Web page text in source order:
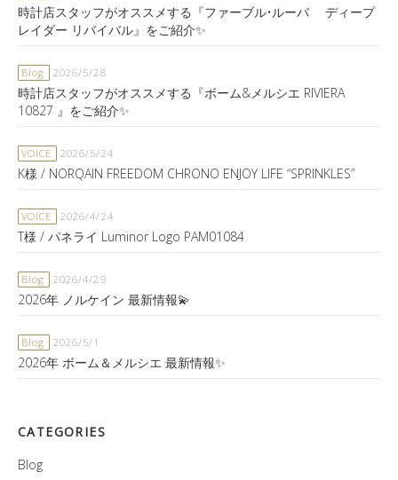
時計店スタッフがオススメする『ファーブル•ルーバ ディープ
レイダー リバイバル』をご紹介✨
Blog 2026/5/28
時計店スタッフがオススメする『ボーム&メルシエ RIVIERA
10827 』をご紹介✨
VOICE 2026/5/24
K様 / NORQAIN FREEDOM CHRONO ENJOY LIFE “SPRINKLES”
VOICE 2026/4/24
T様 / パネライ Luminor Logo PAM01084
Blog 2026/4/29
2026年 ノルケイン 最新情報💫
Blog 2026/5/1
2026年 ボーム＆メルシエ 最新情報✨
CATEGORIES
Blog